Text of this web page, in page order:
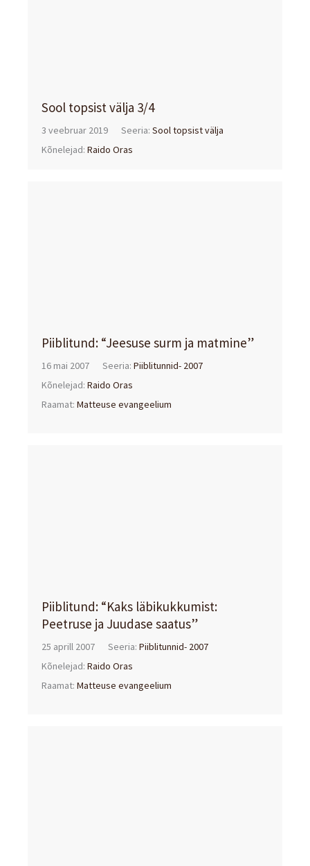
Sool topsist välja 3/4
3 veebruar 2019 Seeria:Sool topsist välja
Kõnelejad:Raido Oras
Piiblitund: “Jeesuse surm ja matmine”
16 mai 2007 Seeria:Piiblitunnid- 2007
Kõnelejad:Raido Oras
Raamat:Matteuse evangeelium
Piiblitund: “Kaks läbikukkumist:
Peetruse ja Juudase saatus”
25 aprill 2007 Seeria:Piiblitunnid- 2007
Kõnelejad:Raido Oras
Raamat:Matteuse evangeelium